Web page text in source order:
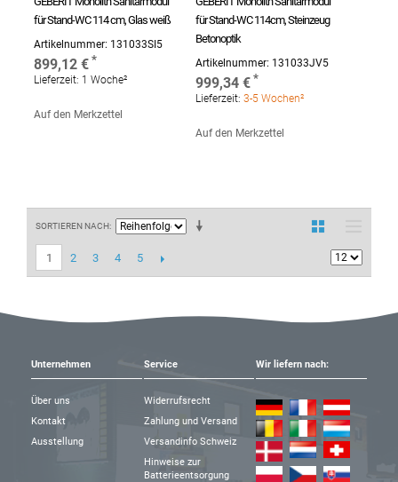
für Stand-WC 114 cm, Glas weiß
Artikelnummer: 131033SI5
899,12 €
Lieferzeit: 1 Woche²
Auf den Merkzettel
für Stand-WC 114cm, Steinzeug
Betonoptik
Artikelnummer: 131033JV5
999,34 €
Lieferzeit: 3-5 Wochen²
Auf den Merkzettel
SORTIEREN NACH
1 2 3 4 5
Unternehmen
Über uns
Kontakt
Ausstellung
Service
Widerrufsrecht
Zahlung und Versand
Versandinfo Schweiz
Hinweise zur
Batterieentsorgung
Wir liefern nach: